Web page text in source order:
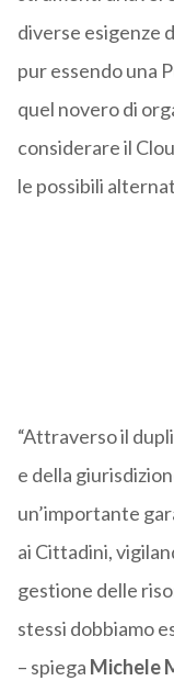
diverse esigenze
pur essendo una
quel novero di
considerare il
le possibili
“Attraverso il
e della
un’importante
ai Cittadini,
gestione delle
stessi dobbiamo
– spiega Michele